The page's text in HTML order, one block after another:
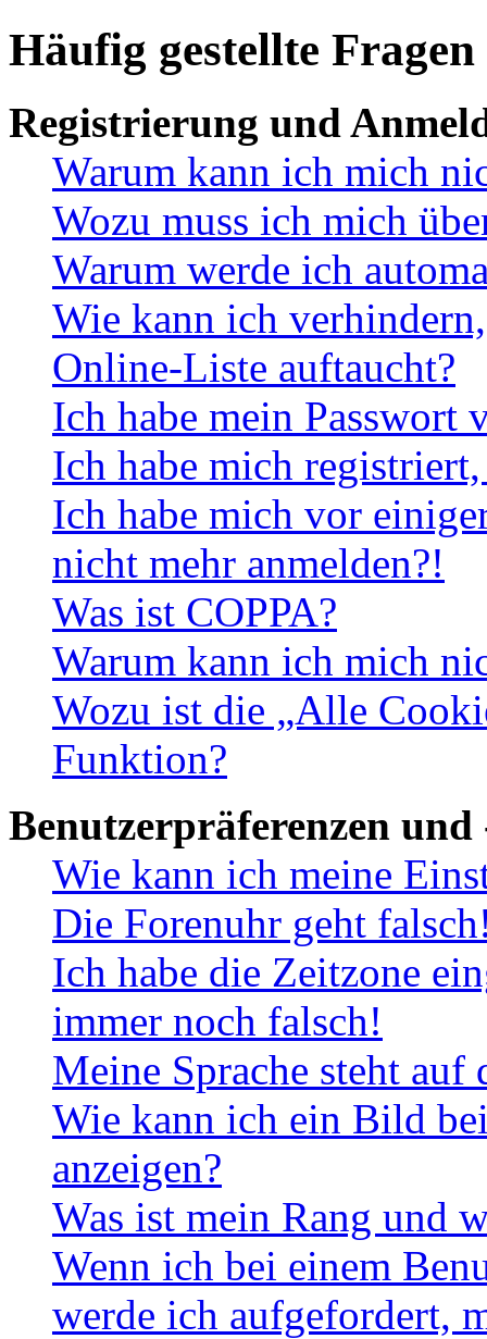
Häufig gestellte Fragen
Registrierung und
Warum kann ich mich
Wozu muss ich mich
Warum werde ich
Wie kann ich
Online-Liste auftaucht?
Ich habe mein Passwort
Ich habe mich
Ich habe mich vor
nicht mehr anmelden?!
Was ist COPPA?
Warum kann ich mich
Wozu ist die „Alle
Funktion?
Benutzerpräferenzen und
Wie kann ich meine
Die Forenuhr geht
Ich habe die Zeitzone
immer noch falsch!
Meine Sprache steht
Wie kann ich ein Bild
anzeigen?
Was ist mein Rang und
Wenn ich bei einem
werde ich aufgefordert,